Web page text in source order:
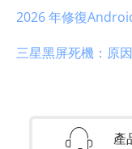
2026 年修復
三星黑屏死機：原
產